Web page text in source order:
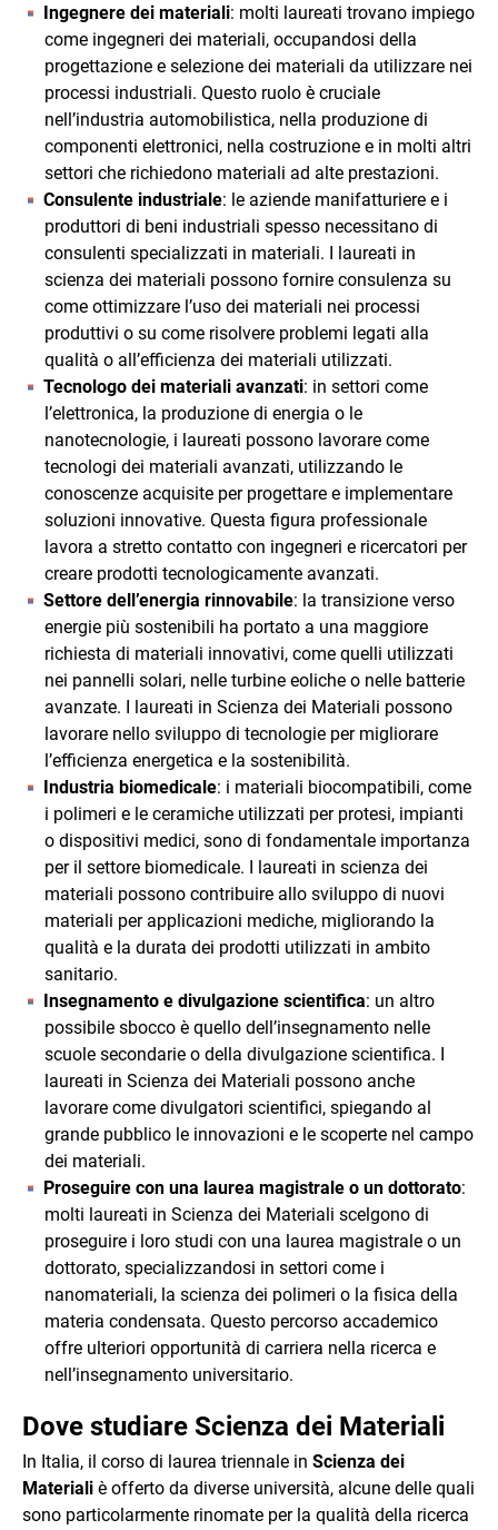
Ingegnere dei materiali: molti laureati trovano impiego
come ingegneri dei materiali, occupandosi della
progettazione e selezione dei materiali da utilizzare nei
processi industriali. Questo ruolo è cruciale
nell’industria automobilistica, nella produzione di
componenti elettronici, nella costruzione e in molti altri
settori che richiedono materiali ad alte prestazioni.
Consulente industriale: le aziende manifatturiere e i
produttori di beni industriali spesso necessitano di
consulenti specializzati in materiali. I laureati in
scienza dei materiali possono fornire consulenza su
come ottimizzare l’uso dei materiali nei processi
produttivi o su come risolvere problemi legati alla
qualità o all’efficienza dei materiali utilizzati.
Tecnologo dei materiali avanzati: in settori come
l’elettronica, la produzione di energia o le
nanotecnologie, i laureati possono lavorare come
tecnologi dei materiali avanzati, utilizzando le
conoscenze acquisite per progettare e implementare
soluzioni innovative. Questa figura professionale
lavora a stretto contatto con ingegneri e ricercatori per
creare prodotti tecnologicamente avanzati.
Settore dell’energia rinnovabile: la transizione verso
energie più sostenibili ha portato a una maggiore
richiesta di materiali innovativi, come quelli utilizzati
nei pannelli solari, nelle turbine eoliche o nelle batterie
avanzate. I laureati in Scienza dei Materiali possono
lavorare nello sviluppo di tecnologie per migliorare
l’efficienza energetica e la sostenibilità.
Industria biomedicale: i materiali biocompatibili, come
i polimeri e le ceramiche utilizzati per protesi, impianti
o dispositivi medici, sono di fondamentale importanza
per il settore biomedicale. I laureati in scienza dei
materiali possono contribuire allo sviluppo di nuovi
materiali per applicazioni mediche, migliorando la
qualità e la durata dei prodotti utilizzati in ambito
sanitario.
Insegnamento e divulgazione scientifica: un altro
possibile sbocco è quello dell’insegnamento nelle
scuole secondarie o della divulgazione scientifica. I
laureati in Scienza dei Materiali possono anche
lavorare come divulgatori scientifici, spiegando al
grande pubblico le innovazioni e le scoperte nel campo
dei materiali.
Proseguire con una laurea magistrale o un dottorato:
molti laureati in Scienza dei Materiali scelgono di
proseguire i loro studi con una laurea magistrale o un
dottorato, specializzandosi in settori come i
nanomateriali, la scienza dei polimeri o la fisica della
materia condensata. Questo percorso accademico
offre ulteriori opportunità di carriera nella ricerca e
nell’insegnamento universitario.
Dove studiare Scienza dei Materiali
In Italia, il corso di laurea triennale in Scienza dei
Materiali è offerto da diverse università, alcune delle quali
sono particolarmente rinomate per la qualità della ricerca